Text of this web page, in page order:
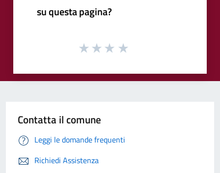
su questa pagina?
Contatta il comune
Leggi le domande frequenti
Richiedi Assistenza